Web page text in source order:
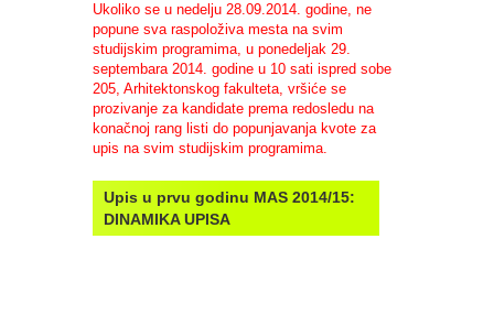
Ukoliko se u nedelju 28.09.2014. godine, ne
popune sva raspoloživa mesta na svim
studijskim programima, u ponedeljak 29.
septembara 2014. godine u 10 sati ispred sobe
205, Arhitektonskog fakulteta, vršiće se
prozivanje za kandidate prema redosledu na
konačnoj rang listi do popunjavanja kvote za
upis na svim studijskim programima.
Upis u prvu godinu MAS 2014/15:
DINAMIKA UPISA